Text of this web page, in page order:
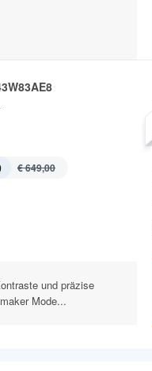
€ 649,00
und präzise
Mode...